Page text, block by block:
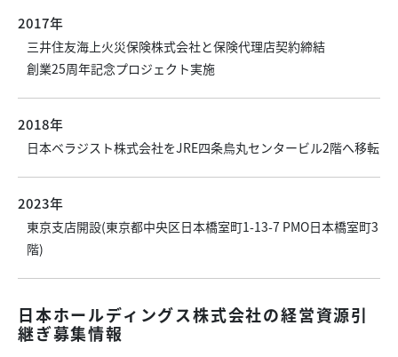
2017年
三井住友海上火災保険株式会社と保険代理店契約締結
創業25周年記念プロジェクト実施
2018年
日本ベラジスト株式会社をJRE四条烏丸センタービル2階へ移転
2023年
東京支店開設(東京都中央区日本橋室町1-13-7 PMO日本橋室町3
階)
日本ホールディングス株式会社の経営資源引
継ぎ募集情報